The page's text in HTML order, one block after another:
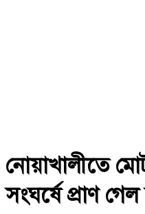
নোয়াখালীতে
সংঘর্ষে প্রাণ